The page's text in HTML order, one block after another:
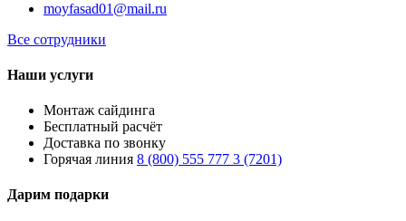
moyfasad01@mail.ru
Все сотрудники
Наши услуги
Монтаж сайдинга
Бесплатный расчёт
Доставка по звонку
Горячая линия 8 (800) 555 777 3 (7201)
Дарим подарки